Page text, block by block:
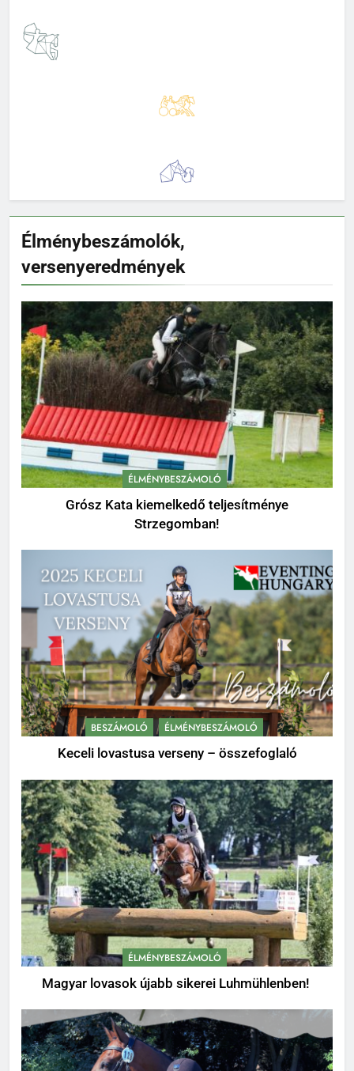
Élménybeszámolók,
versenyeredmények
ÉLMÉNYBESZÁMOLÓ
Grósz Kata kiemelkedő teljesítménye
Strzegomban!
BESZÁMOLÓ ÉLMÉNYBESZÁMOLÓ
Keceli lovastusa verseny – összefoglaló
ÉLMÉNYBESZÁMOLÓ
Magyar lovasok újabb sikerei Luhmühlenben!